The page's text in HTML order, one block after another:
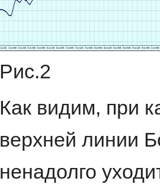
Рис.2
Как видим, при
верхней линии
ненадолго